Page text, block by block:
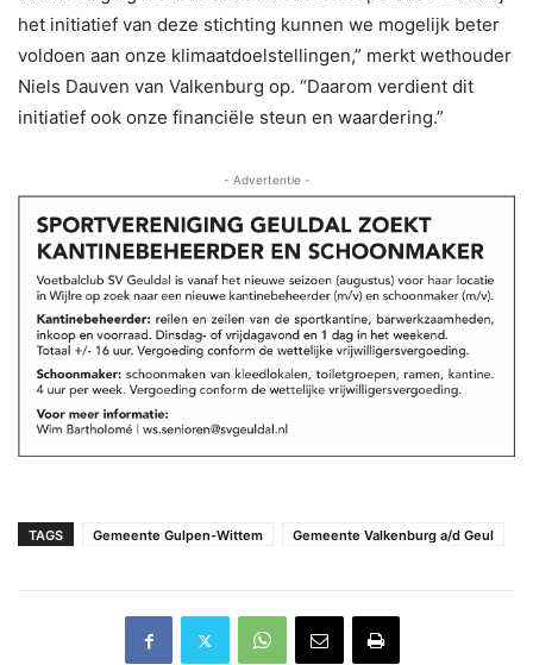
het initiatief van deze stichting kunnen we mogelijk beter
voldoen aan onze klimaatdoelstellingen,” merkt wethouder
Niels Dauven van Valkenburg op. “Daarom verdient dit
initiatief ook onze financiële steun en waardering.”
- Advertentie -
TAGS Gemeente Gulpen-Wittem Gemeente Valkenburg a/d Geul